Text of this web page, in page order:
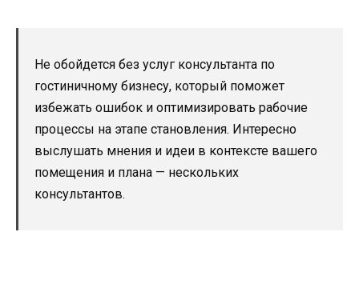
Не обойдется без услуг консультанта по
гостиничному бизнесу, который поможет
избежать ошибок и оптимизировать рабочие
процессы на этапе становления. Интересно
выслушать мнения и идеи в контексте вашего
помещения и плана — нескольких
консультантов.